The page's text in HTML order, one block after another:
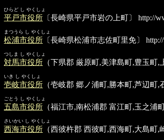
ひらど し やくしょ
平戸市役所 〔長崎県平戸市岩の上町〕 http://
まつうら し やくしょ
松浦市役所 〔長崎県松浦市志佐町里免〕
つしま し やくしょ
対馬市役所 （下県郡 厳原町,美津島町,豊玉
いき し やくしょ
壱岐市役所 （壱岐郡 郷ノ浦町,勝本町,芦辺町
ごとう し やくしょ
五島市役所 （福江市,南松浦郡 富江町,玉之浦
さいかい し やくしょ
西海市役所 （西彼杵郡 西彼町,西海町,大島町